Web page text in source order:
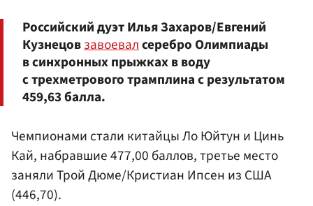
Российский дуэт Илья Захаров/Евгений
Кузнецовзавоевалсеребро Олимпиады
в синхронных прыжках в воду
с трехметрового трамплина с результатом
459,63 балла.
Чемпионами стали китайцы Ло Юйтун и Цинь
Кай, набравшие 477,00 баллов, третье место
заняли Трой Дюме/Кристиан Ипсен из США
(446,70).